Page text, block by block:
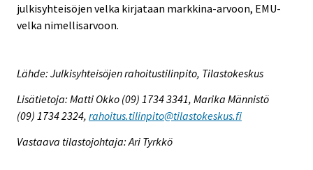
julkisyhteisöjen velka kirjataan markkina-arvoon, EMU-
velka nimellisarvoon.
Lähde: Julkisyhteisöjen rahoitustilinpito, Tilastokeskus
Lisätietoja: Matti Okko (09) 1734 3341, Marika Männistö
(09) 1734 2324, rahoitus.tilinpito@tilastokeskus.fi
Vastaava tilastojohtaja: Ari Tyrkkö